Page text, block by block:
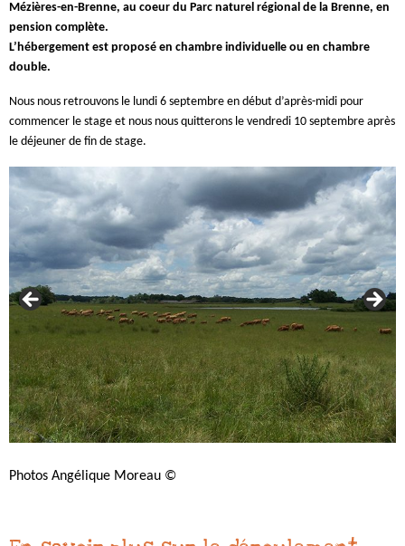
Mézières-en-Brenne, au coeur du Parc naturel régional de la Brenne, en
pension complète.
L’hébergement est proposé en chambre individuelle ou en chambre
double.
Nous nous retrouvons le lundi 6 septembre en début d’après-midi pour
commencer le stage et nous nous quitterons le vendredi 10 septembre après
le déjeuner de fin de stage.
Photos Angélique Moreau ©